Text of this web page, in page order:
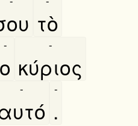
τὸ
ο
-
κύριος
-
-
.
-